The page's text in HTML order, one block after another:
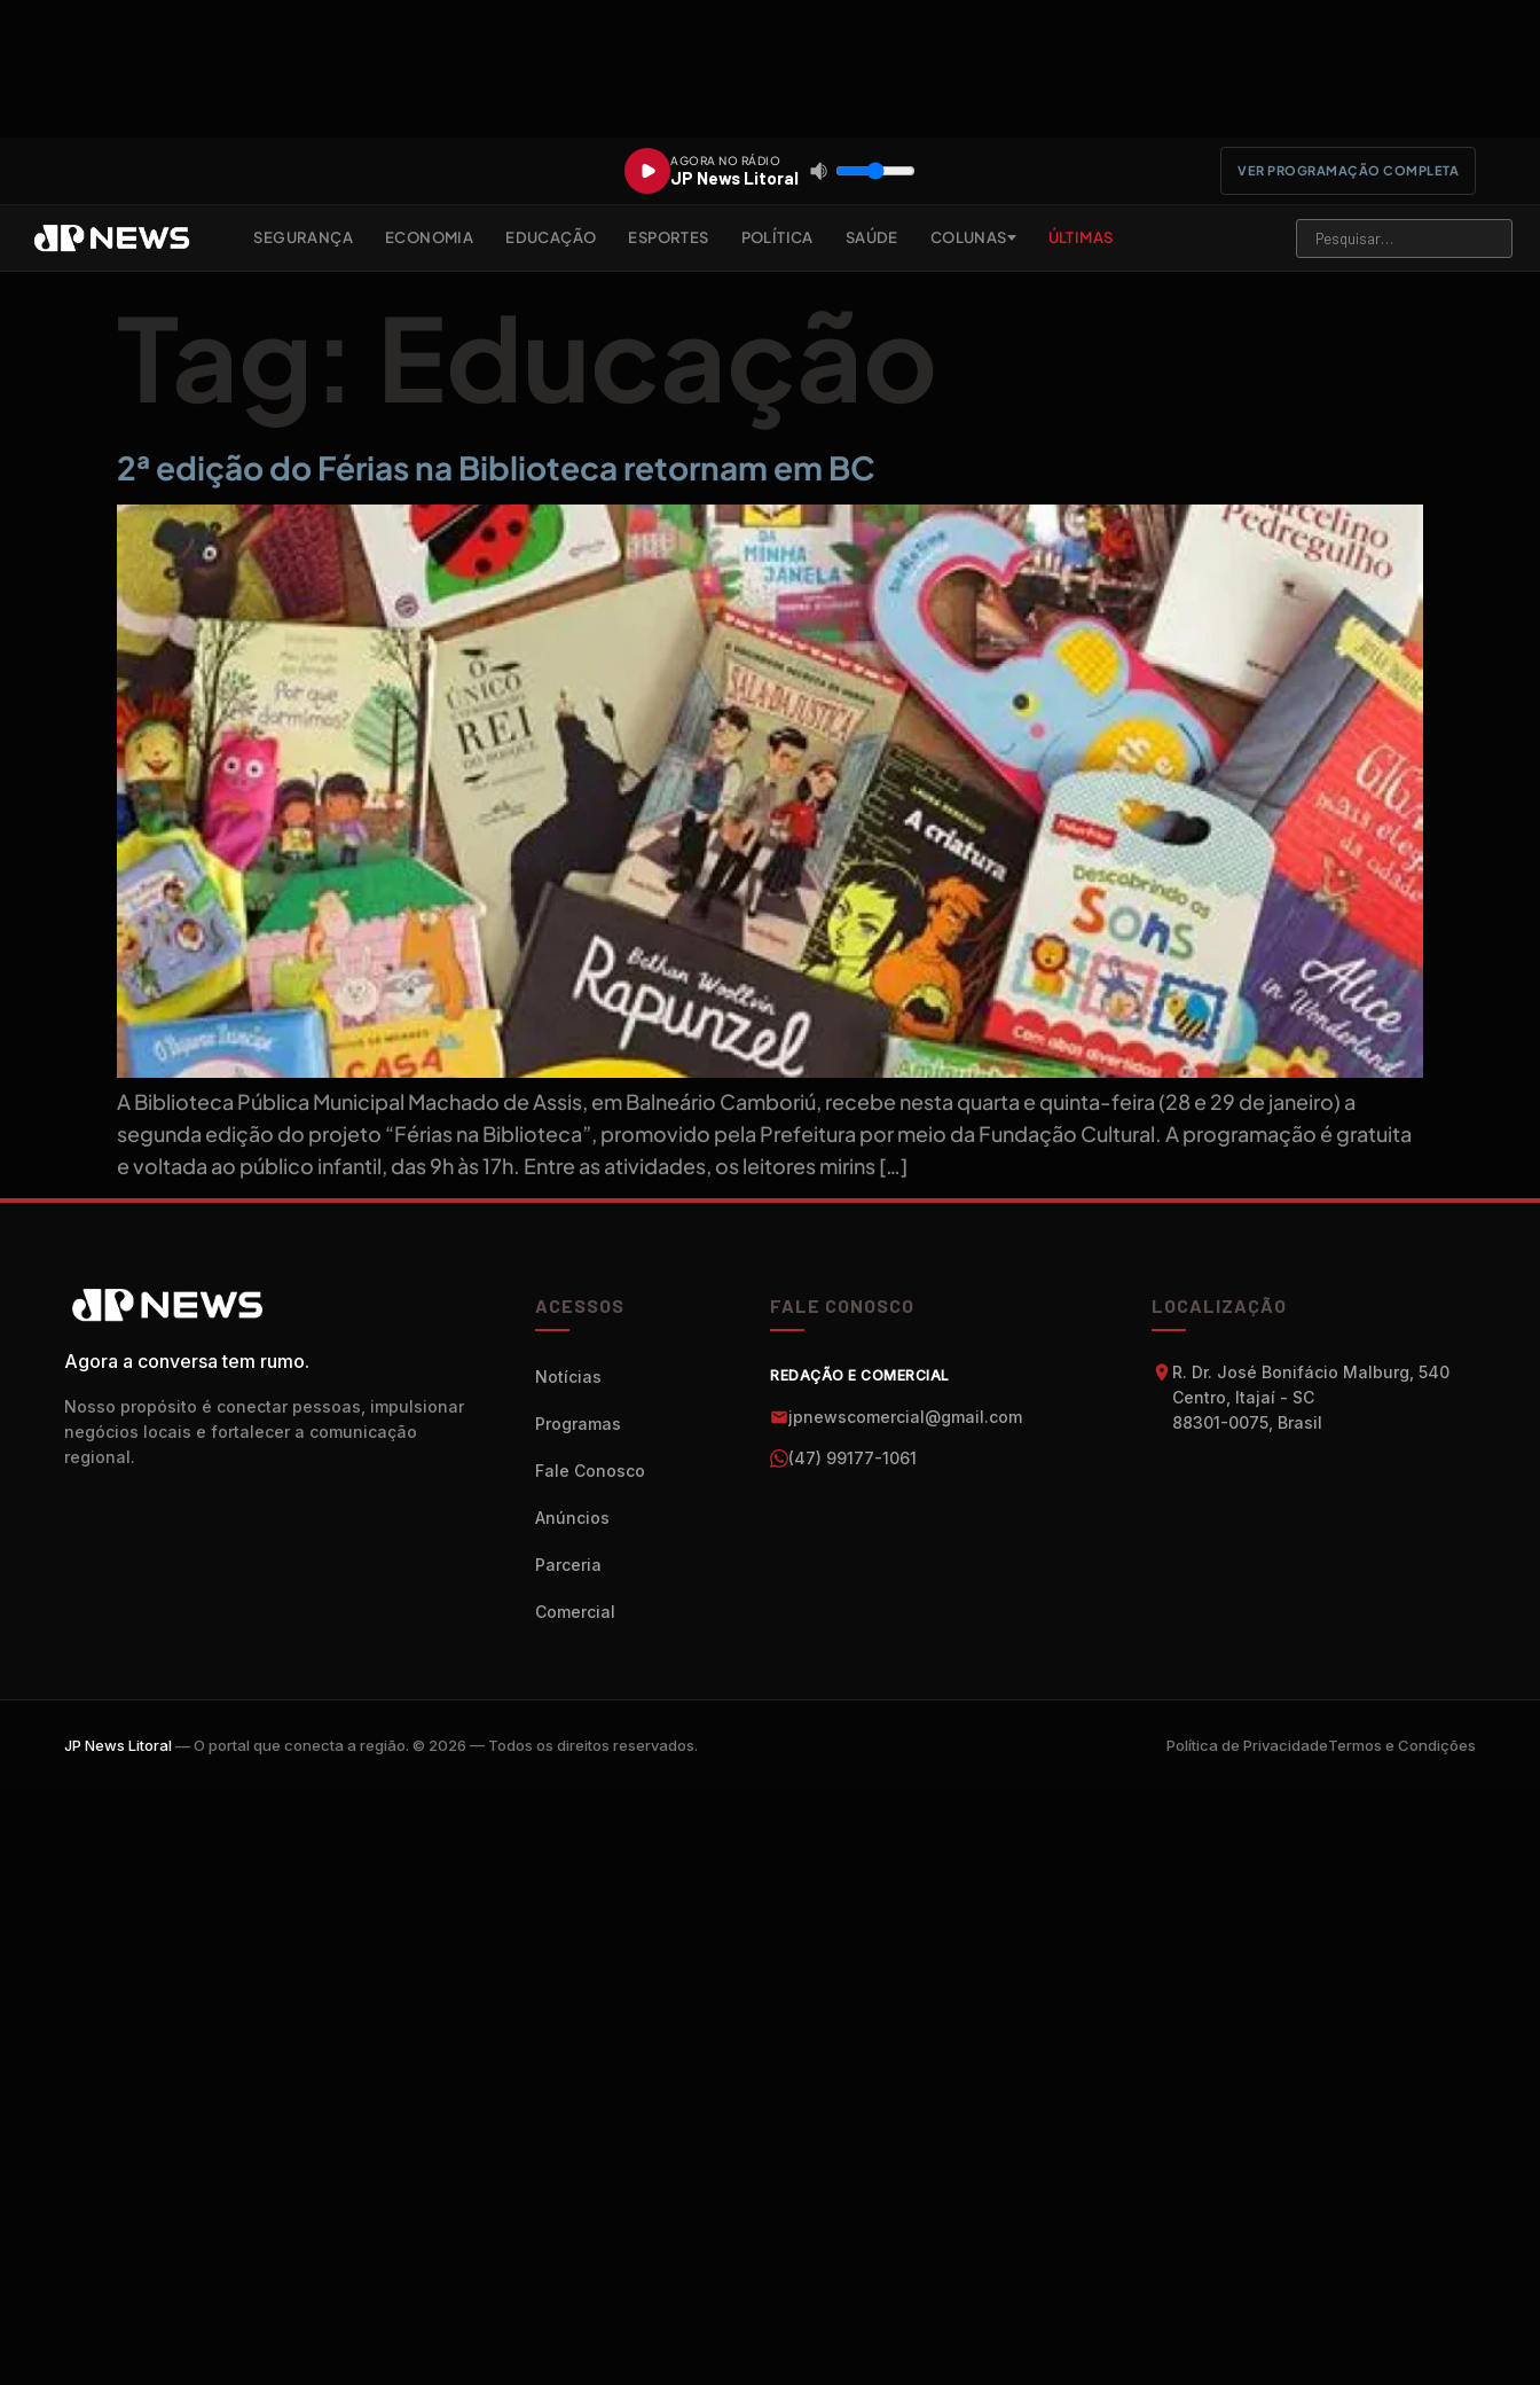
AGORA NO RÁDIO
JP News Litoral VER PROGRAMAÇÃO COMPLETA
SEGURANÇA ECONOMIA EDUCAÇÃO ESPORTES POLÍTICA SAÚDE COLUNAS ÚLTIMAS
Tag: Educação
2ª edição do Férias na Biblioteca retornam em BC
A Biblioteca Pública Municipal Machado de Assis, em Balneário Camboriú, recebe nesta quarta e quinta-feira (28 e 29 de janeiro) a
segunda edição do projeto “Férias na Biblioteca”, promovido pela Prefeitura por meio da Fundação Cultural. A programação é gratuita
e voltada ao público infantil, das 9h às 17h. Entre as atividades, os leitores mirins […]
Agora a conversa tem rumo.
Nosso propósito é conectar pessoas, impulsionar
negócios locais e fortalecer a comunicação
regional.
ACESSOS
Notícias
Programas
Fale Conosco
Anúncios
Parceria
Comercial
FALE CONOSCO
REDAÇÃO E COMERCIAL
jpnewscomercial@gmail.com
(47) 99177-1061
LOCALIZAÇÃO
R. Dr. José Bonifácio Malburg, 540
Centro, Itajaí - SC
88301-0075, Brasil
JP News Litoral— O portal que conecta a região. © 2026 — Todos os direitos reservados. Política de PrivacidadeTermos e Condições